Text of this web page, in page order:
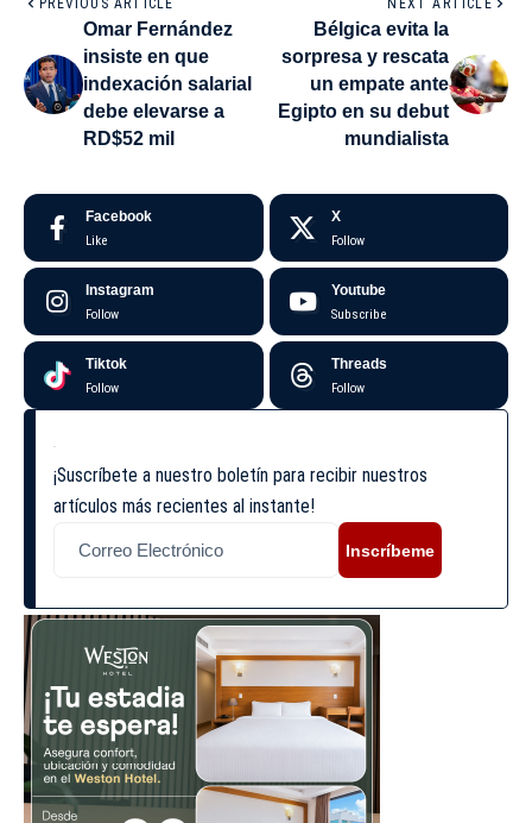
PREVIOUS ARTICLE
Omar Fernández
insiste en que
indexación salarial
debe elevarse a
RD$52 mil
NEXT ARTICLE
Bélgica evita la
sorpresa y rescata
un empate ante
Egipto en su debut
mundialista
Facebook
Like
X
Follow
Instagram
Follow
Youtube
Subscribe
Tiktok
Follow
Threads
Follow
¡Suscríbete a nuestro boletín para recibir nuestros
artículos más recientes al instante!
Inscríbeme